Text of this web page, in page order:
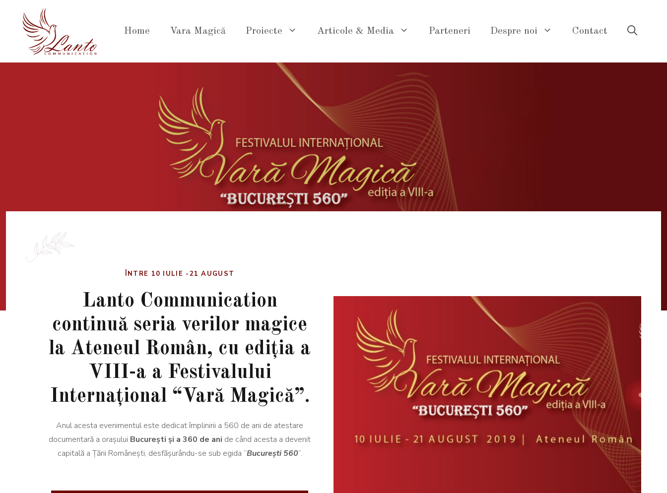
conținut
Home Vara Magică Proiecte Articole & Media Parteneri Despre noi Contact
ÎNTRE 10 IULIE -21 AUGUST
Lanto Communication
continuă seria verilor magice
la Ateneul Român, cu ediția a
VIII-a a Festivalului
Internațional “Vară Magică”.
Anul acesta evenimentul este dedicat împlinirii a 560 de ani de atestare
documentară a orașului București și a 360 de ani de când acesta a devenit
capitală a Țării Românești, desfășurându-se sub egida “București 560”.